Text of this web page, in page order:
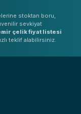
stoktan boru,
sevkiyat
çelik fiyat listesi
teklif alabilirsiniz.